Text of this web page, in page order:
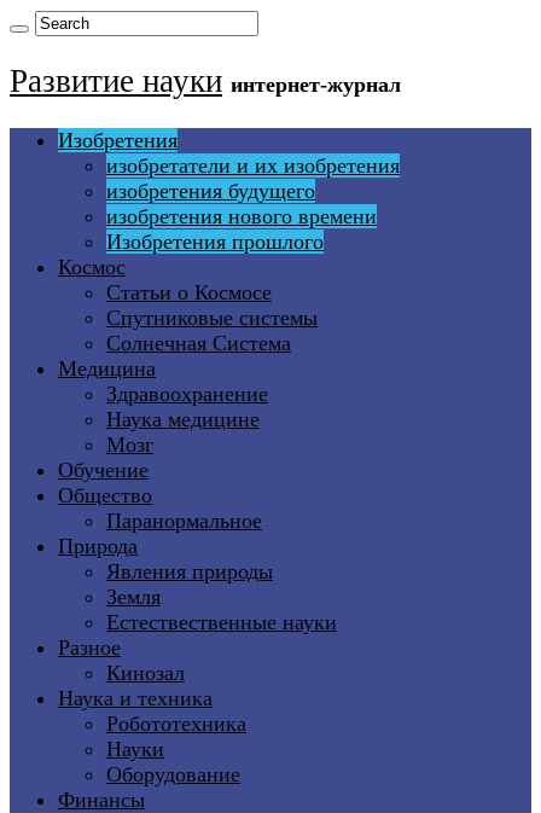
Развитие науки интернет-журнал
Изобретения
изобретатели и их изобретения
изобретения будущего
изобретения нового времени
Изобретения прошлого
Космос
Статьи о Космосе
Спутниковые системы
Солнечная Система
Медицина
Здравоохранение
Наука медицине
Мозг
Обучение
Общество
Паранормальное
Природа
Явления природы
Земля
Естествественные науки
Разное
Кинозал
Наука и техника
Робототехника
Науки
Оборудование
Финансы